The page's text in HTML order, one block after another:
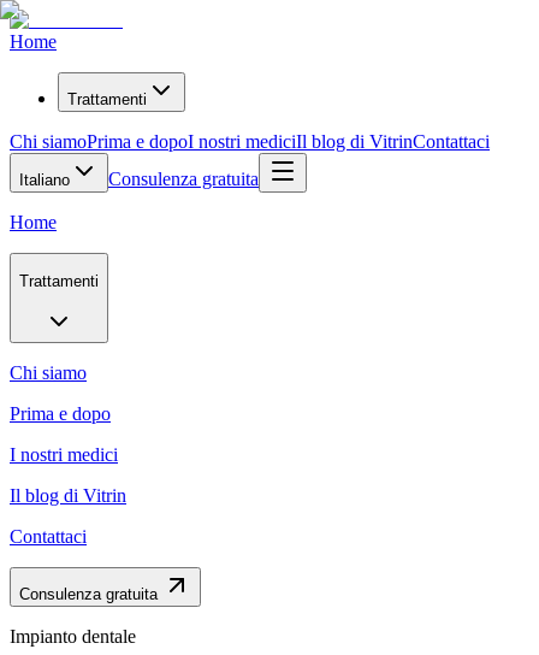
Home
Trattamenti
Chi siamoPrima e dopoI nostri mediciIl blog di VitrinContattaci
Italiano Consulenza gratuita
Home
Trattamenti
Chi siamo
Prima e dopo
I nostri medici
Il blog di Vitrin
Contattaci
Consulenza gratuita
Impianto dentale